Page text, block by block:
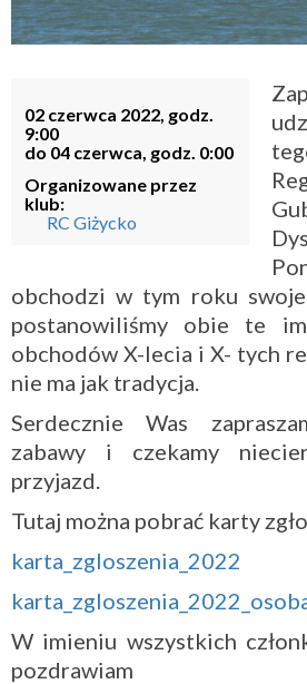
02 czerwca 2022, godz.
9:00
do 04 czerwca, godz. 0:00
Organizowane przez
klub:
RC Giżycko
obchodzi w tym roku
postanowiliśmy obie te
obchodów X-lecia i X- tych
nie ma jak tradycja.
Serdecznie Was
zabawy i czekamy
przyjazd.
Tutaj można pobrać karty
karta_zgloszenia_2022
W imieniu wszystkich
pozdrawiam